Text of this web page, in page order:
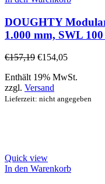
DOUGHTY
1.000 mm, SWL
€157,19 €154,05
Enthält 19% MwSt.
zzgl. Versand
Lieferzeit: nicht angegeben
Quick view
In den Warenkorb